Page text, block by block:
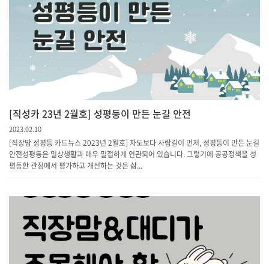
[직성카 23년 2월호] 성평등이 만든 눈길 안전
2023.02.10
[직장맘 성평등 카드뉴스 2023년 2월호] 차도보다 사람길이 먼저, 성평등이 만든 눈길
안전성평등은 일상생활과 매우 밀접하게 연관되어 있습니다. 그렇기에 공공정책을 성
평등한 관점에서 평가하고 개선하는 것은 삶...